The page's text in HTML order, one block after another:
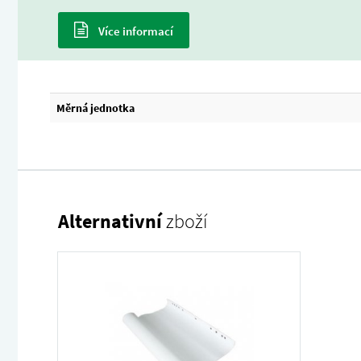
Více informací
Měrná jednotka
Alternativnízboží